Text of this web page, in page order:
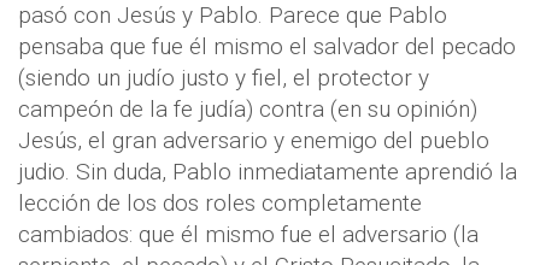
pasó con Jesús y Pablo. Parece que Pablo
pensaba que fue él mismo el salvador del pecado
(siendo un judío justo y fiel, el protector y
campeón de la fe judía) contra (en su opinión)
Jesús, el gran adversario y enemigo del pueblo
judio. Sin duda, Pablo inmediatamente aprendió la
lección de los dos roles completamente
cambiados: que él mismo fue el adversario (la